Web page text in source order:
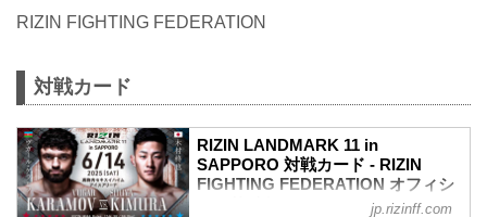
RIZIN FIGHTING FEDERATION
対戦カード
RIZIN LANDMARK 11 in
SAPPORO 対戦カード - RIZIN
FIGHTING FEDERATION オフィシ
jp.rizinff.com